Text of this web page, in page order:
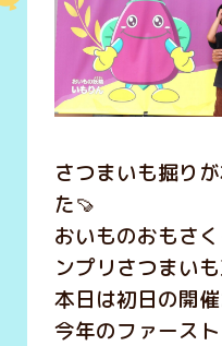
さつまいも掘り
た🍠
おいものおもさ
ンプリさつまい
本日は初日の開
今年のファースト